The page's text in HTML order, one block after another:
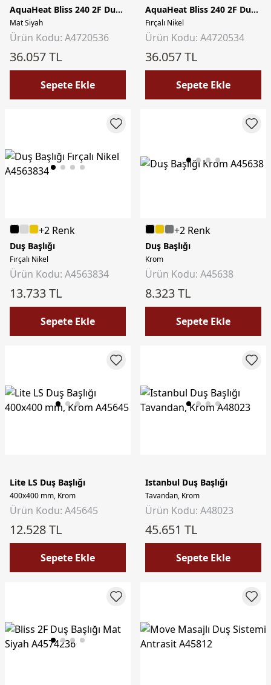
AquaHeat Bliss 240 2F Duş Sistemi
Mat Siyah
Ürün Kodu: A4720536
36.057 TL
Sepete Ekle
AquaHeat Bliss 240 2F Duş Sistemi
Fırçalı Nikel
Ürün Kodu: A4720534
36.057 TL
Sepete Ekle
+2 Renk
Duş Başlığı
Fırçalı Nikel
Ürün Kodu: A4563834
13.733 TL
Sepete Ekle
+2 Renk
Duş Başlığı
Krom
Ürün Kodu: A45638
8.323 TL
Sepete Ekle
Lite LS Duş Başlığı
400x400 mm, Krom
Ürün Kodu: A45645
12.528 TL
Sepete Ekle
Istanbul Duş Başlığı
Tavandan, Krom
Ürün Kodu: A48023
45.651 TL
Sepete Ekle